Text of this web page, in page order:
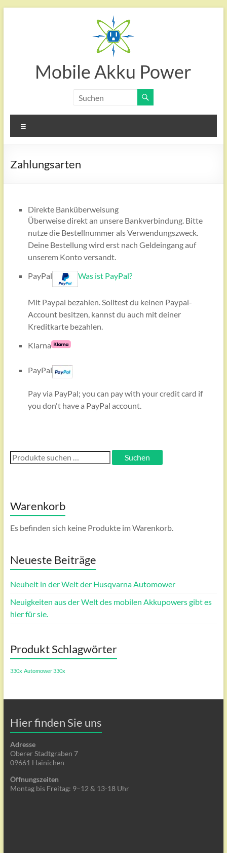
Mobile Akku Power
Zahlungsarten
Direkte Banküberweisung
Überweise direkt an unsere Bankverbindung. Bitte
nutze die Bestellnummer als Verwendungszweck.
Deine Bestellung wird erst nach Geldeingang auf
unserem Konto versandt.
PayPal
Was ist PayPal?
Mit Paypal bezahlen. Solltest du keinen Paypal-
Account besitzen, kannst du auch mit deiner
Kreditkarte bezahlen.
Klarna
PayPal
Pay via PayPal; you can pay with your credit card if
you don't have a PayPal account.
Suche
nach:
Suchen
Warenkorb
Es befinden sich keine Produkte im Warenkorb.
Neueste Beiträge
Neuheit in der Welt der Husqvarna Automower
Neuigkeiten aus der Welt des mobilen Akkupowers gibt es
hier für sie.
Produkt Schlagwörter
330x Automower 330x
Hier finden Sie uns
Adresse
Oberer Stadtgraben 7
09661 Hainichen
Öffnungszeiten
Montag bis Freitag: 9–12 & 13-18 Uhr